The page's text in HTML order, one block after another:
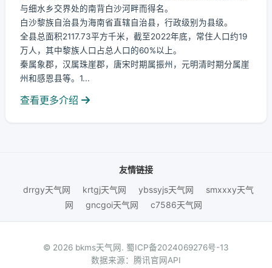
与细水乡交界处的南背白沙河畔而得名。
白沙黎族自治县为海南省直辖自治县，行政级别为县级。
全县总面积2117.73平方千米，截至2022年底，常住人口约19
万人，其中黎族人口占总人口的60%以上。
秦属象郡，汉属珠崖郡，唐宋时期属振州，元明清时期分属崖
州和感恩县等。1...
查看更多介绍
友情链接
drrgy天气网
krtgj天气网 ybssyjs天气网
smxxxy天气
网
gncgoi天气网 c7586天气网
© 2026 bkms天气网. 蜀ICP备2024069276号-13
数据来源：腾讯官网API